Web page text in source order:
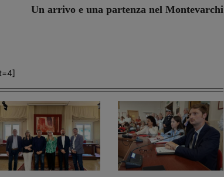
Un arrivo e una partenza nel Montevarchi